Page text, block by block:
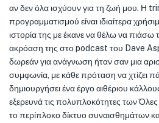
αν δεν όλα ισχύουν για τη ζωή μου. Η
προγραμματισμού είναι ιδιαίτερα
ιστορία της με έκανε να θέλω να πιάσω
ακρόαση της στο podcast του Dave
δωρεάν για ανάγνωση ήταν σαν μια
συμφωνία, με κάθε πρόταση να χτίζει
δημιουργήσει ένα έργο αιθέριου
εξερευνά τις πολυπλοκότητες των
το περίπλοκο δίκτυο συναισθημάτων